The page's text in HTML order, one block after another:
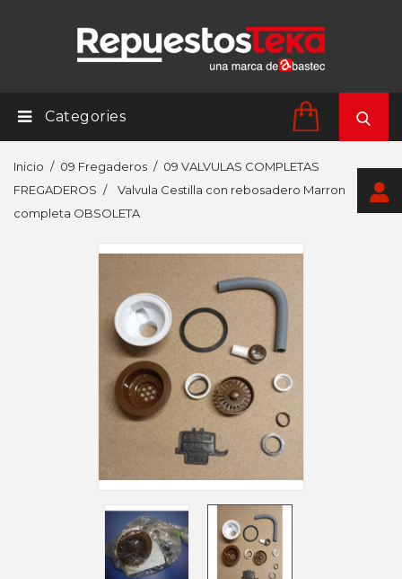
Categories
Inicio 09 Fregaderos
09 VALVULAS COMPLETAS
FREGADEROS
Valvula Cestilla con rebosadero Marron
completa OBSOLETA